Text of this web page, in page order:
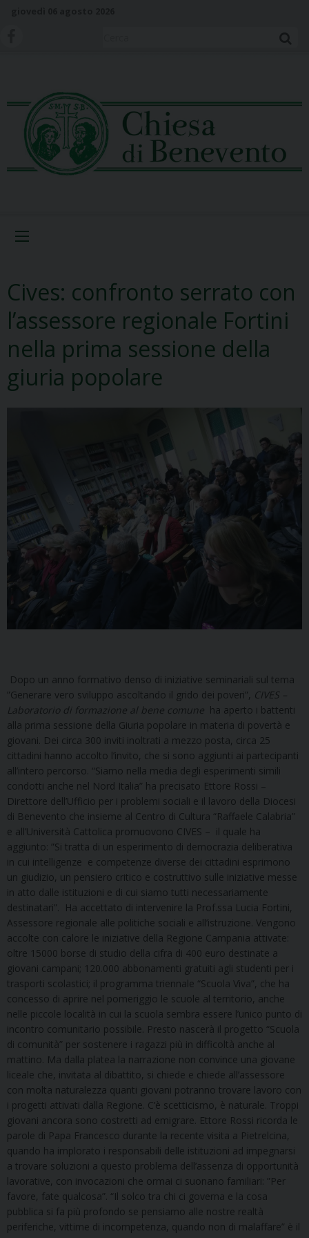
Cives: confronto serrato con
l’assessore regionale Fortini
nella prima sessione della
giuria popolare
Dopo un anno formativo denso di iniziative seminariali sul tema
”Generare vero sviluppo ascoltando il grido dei poveri”, CIVES –
Laboratorio di formazione al bene comune ha aperto i battenti
alla prima sessione della Giuria popolare in materia di povertà e
giovani. Dei circa 300 inviti inoltrati a mezzo posta, circa 25
cittadini hanno accolto l’invito, che si sono aggiunti ai partecipanti
all’intero percorso. “Siamo nella media degli esperimenti simili
condotti anche nel Nord Italia” ha precisato Ettore Rossi –
Direttore dell’Ufficio per i problemi sociali e il lavoro della Diocesi
di Benevento che insieme al Centro di Cultura “Raffaele Calabria”
e all’Università Cattolica promuovono CIVES – il quale ha
aggiunto: ”Si tratta di un esperimento di democrazia deliberativa
in cui intelligenze e competenze diverse dei cittadini esprimono
un giudizio, un pensiero critico e costruttivo sulle iniziative messe
in atto dalle istituzioni e di cui siamo tutti necessariamente
destinatari”. Ha accettato di intervenire la Prof.ssa Lucia Fortini,
Assessore regionale alle politiche sociali e all’istruzione. Vengono
accolte con calore le iniziative della Regione Campania attivate:
oltre 15000 borse di studio della cifra di 400 euro destinate a
giovani campani; 120.000 abbonamenti gratuiti agli studenti per i
trasporti scolastici; il programma triennale “Scuola Viva”, che ha
concesso di aprire nel pomeriggio le scuole al territorio, anche
nelle piccole località in cui la scuola sembra essere l’unico punto di
incontro comunitario possibile. Presto nascerà il progetto “Scuola
di comunità” per sostenere i ragazzi più in difficoltà anche al
mattino. Ma dalla platea la narrazione non convince una giovane
liceale che, invitata al dibattito, si chiede e chiede all’assessore
con molta naturalezza quanti giovani potranno trovare lavoro con
i progetti attivati dalla Regione. C’è scetticismo, è naturale. Troppi
giovani ancora sono costretti ad emigrare. Ettore Rossi ricorda le
parole di Papa Francesco durante la recente visita a Pietrelcina,
quando ha implorato i responsabili delle istituzioni ad impegnarsi
a trovare soluzioni a questo problema dell’assenza di opportunità
lavorative, con invocazioni che ormai ci suonano familiari: ”Per
favore, fate qualcosa”. “Il solco tra chi ci governa e la cosa
pubblica si fa più profondo se pensiamo alle nostre realtà
periferiche, vittime di incompetenza, quando non di malaffare” è il